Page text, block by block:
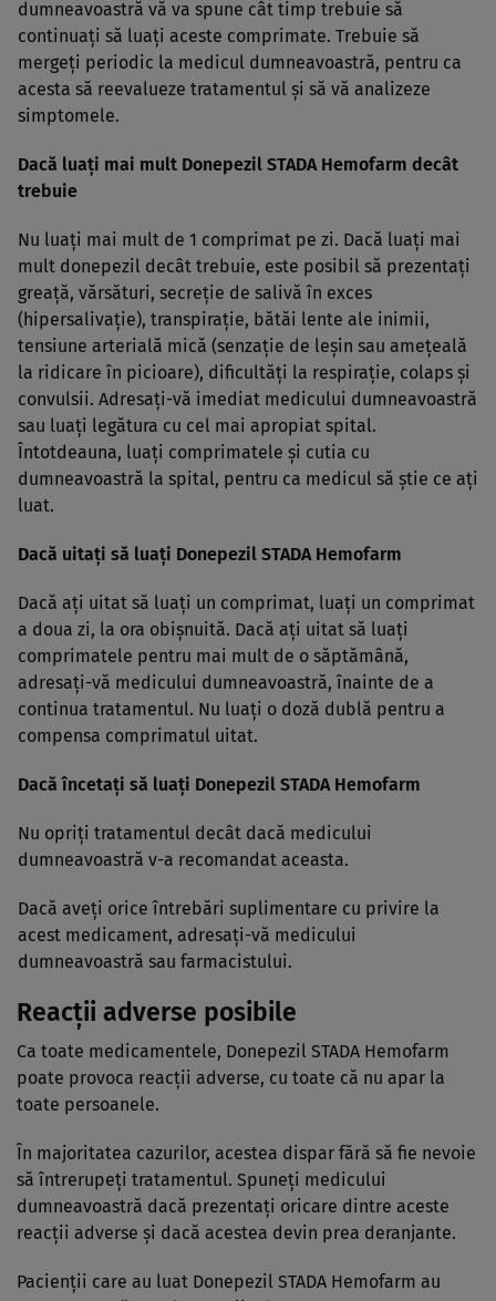
dumneavoastră vă va spune cât timp trebuie să
continuaţi să luaţi aceste comprimate. Trebuie să
mergeţi periodic la medicul dumneavoastră, pentru ca
acesta să reevalueze tratamentul şi să vă analizeze
simptomele.
Dacă luaţi mai mult Donepezil STADA Hemofarm decât
trebuie
Nu luaţi mai mult de 1 comprimat pe zi. Dacă luaţi mai
mult donepezil decât trebuie, este posibil să prezentaţi
greaţă, vărsături, secreţie de salivă în exces
(hipersalivaţie), transpiraţie, bătăi lente ale inimii,
tensiune arterială mică (senzaţie de leşin sau ameţeală
la ridicare în picioare), dificultăţi la respiraţie, colaps şi
convulsii. Adresaţi-vă imediat medicului dumneavoastră
sau luaţi legătura cu cel mai apropiat spital.
Întotdeauna, luaţi comprimatele şi cutia cu
dumneavoastră la spital, pentru ca medicul să ştie ce aţi
luat.
Dacă uitaţi să luaţi Donepezil STADA Hemofarm
Dacă aţi uitat să luaţi un comprimat, luaţi un comprimat
a doua zi, la ora obişnuită. Dacă aţi uitat să luaţi
comprimatele pentru mai mult de o săptămână,
adresaţi-vă medicului dumneavoastră, înainte de a
continua tratamentul. Nu luaţi o doză dublă pentru a
compensa comprimatul uitat.
Dacă încetaţi să luaţi Donepezil STADA Hemofarm
Nu opriţi tratamentul decât dacă medicului
dumneavoastră v-a recomandat aceasta.
Dacă aveţi orice întrebări suplimentare cu privire la
acest medicament, adresaţi-vă medicului
dumneavoastră sau farmacistului.
Reacţii adverse posibile
Ca toate medicamentele, Donepezil STADA Hemofarm
poate provoca reacţii adverse, cu toate că nu apar la
toate persoanele.
În majoritatea cazurilor, acestea dispar fără să fie nevoie
să întrerupeţi tratamentul. Spuneţi medicului
dumneavoastră dacă prezentaţi oricare dintre aceste
reacţii adverse şi dacă acestea devin prea deranjante.
Pacienţii care au luat Donepezil STADA Hemofarm au